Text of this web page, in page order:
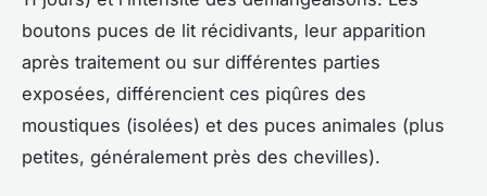
boutons puces de lit récidivants, leur apparition
après traitement ou sur différentes parties
exposées, différencient ces piqûres des
moustiques (isolées) et des puces animales (plus
petites, généralement près des chevilles).